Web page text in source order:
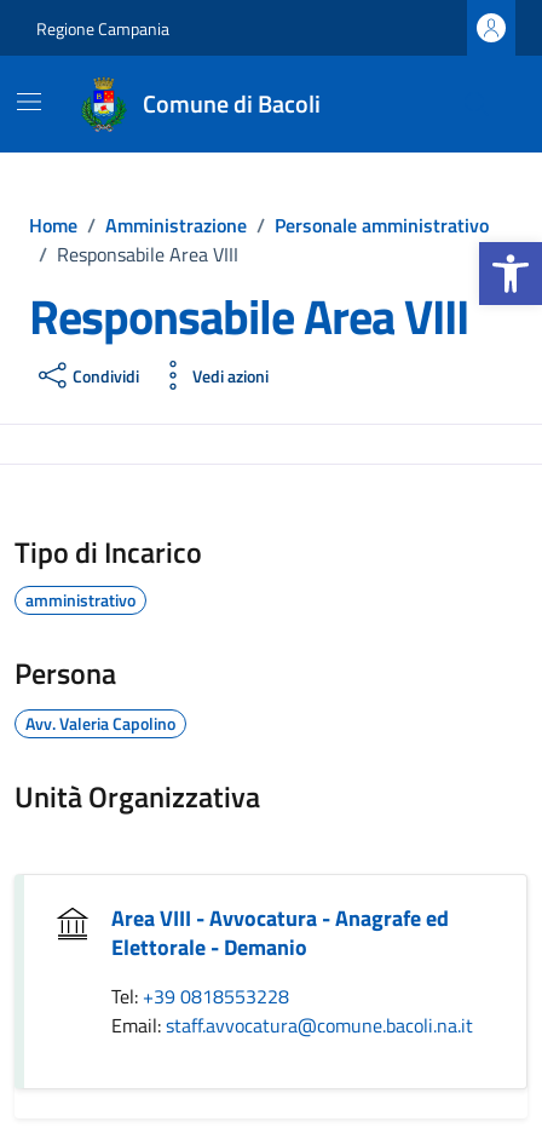
Apri la
Regione Campania
Comune di Bacoli
Home / Amministrazione / Personale amministrativo
/ Responsabile Area VIII
Responsabile Area VIII
Condividi Vedi azioni
Tipo di Incarico
amministrativo
Persona
Avv. Valeria Capolino
Unità Organizzativa
Area VIII - Avvocatura - Anagrafe ed
Elettorale - Demanio
Tel: +39 0818553228
Email:staff.avvocatura@comune.bacoli.na.it